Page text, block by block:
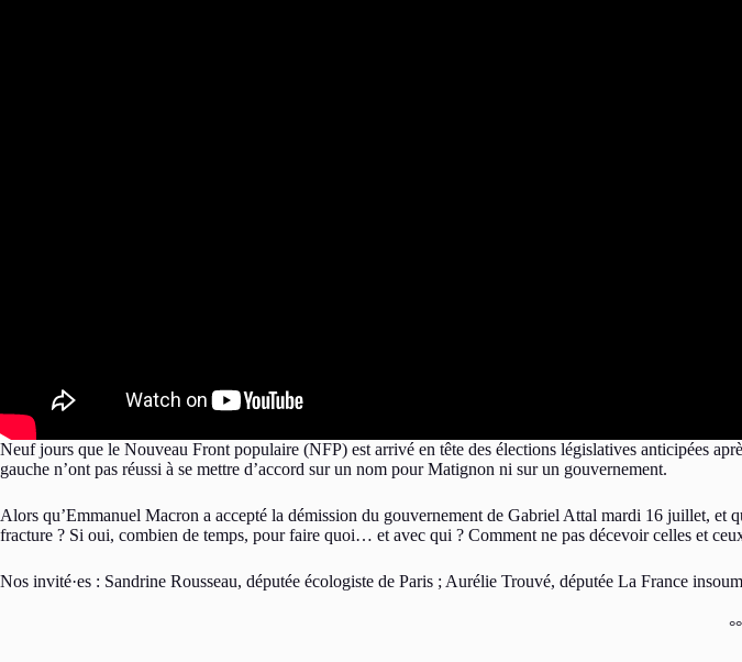
Neuf jours que le Nouveau Front populaire (NFP) est arrivé en tête des élections législatives anticipées
gauche n’ont pas réussi à se mettre d’accord sur un nom pour Matignon ni sur un gouvernement.
Alors qu’Emmanuel Macron a accepté la démission du gouvernement de Gabriel Attal mardi 16 juillet,
fracture ? Si oui, combien de temps, pour faire quoi… et avec qui ? Comment ne pas décevoir celles et
Nos invité·es : Sandrine Rousseau, députée écologiste de Paris ; Aurélie Trouvé, députée La France